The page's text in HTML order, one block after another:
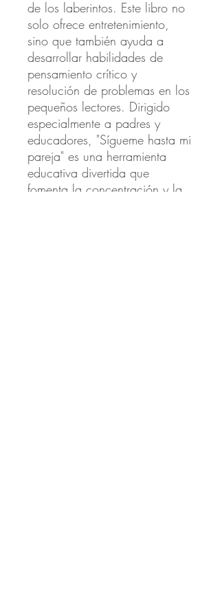
de los laberintos. Este libro no
solo ofrece entretenimiento,
sino que también ayuda a
desarrollar habilidades de
pensamiento crítico y
resolución de problemas en los
pequeños lectores. Dirigido
especialmente a padres y
educadores, "Sígueme hasta mi
pareja" es una herramienta
educativa divertida que
fomenta la concentración y la